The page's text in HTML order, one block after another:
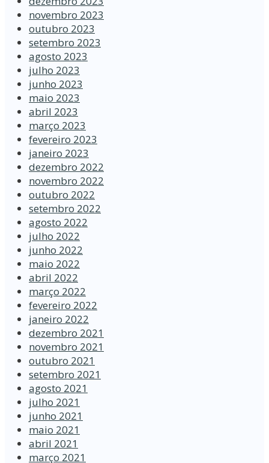
novembro 2023
outubro 2023
setembro 2023
agosto 2023
julho 2023
junho 2023
maio 2023
abril 2023
março 2023
fevereiro 2023
janeiro 2023
dezembro 2022
novembro 2022
outubro 2022
setembro 2022
agosto 2022
julho 2022
junho 2022
maio 2022
abril 2022
março 2022
fevereiro 2022
janeiro 2022
dezembro 2021
novembro 2021
outubro 2021
setembro 2021
agosto 2021
julho 2021
junho 2021
maio 2021
abril 2021
março 2021